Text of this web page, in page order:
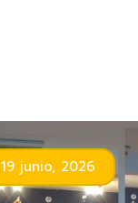
19 junio, 2026